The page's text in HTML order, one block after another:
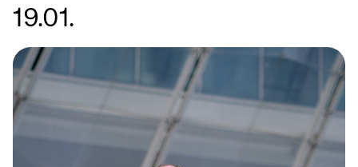
Juli
August
September
November
Dezember
19.01.